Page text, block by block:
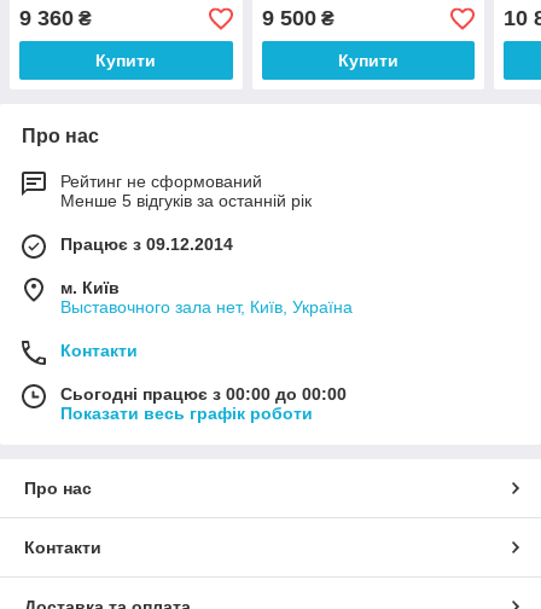
9 360 ₴
Купити
9 500₴
Купити
10
Про нас
Рейтинг не сформований
Менше 5 відгуків за останній рік
Працює з 09.12.2014
м. Київ
Выставочного зала нет, Київ, Україна
Контакти
Сьогодні працює з 00:00 до 00:00
Показати весь графік роботи
Про нас
Контакти